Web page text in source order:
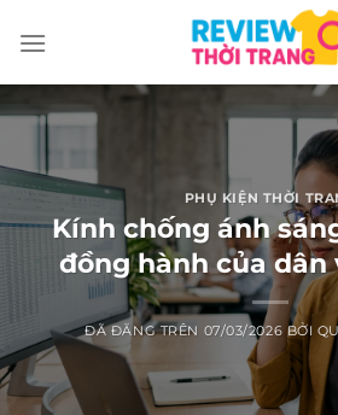
đến
dung
PHỤ KIỆN THỜI
Kính chống ánh
đồng hành của dân
ĐÃ ĐĂNG TRÊN 07/03/2026 BỞI